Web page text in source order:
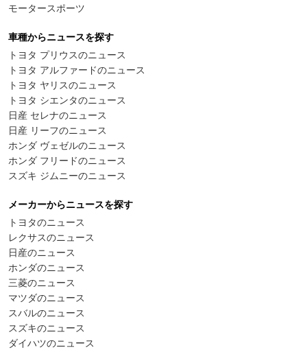
モータースポーツ
車種からニュースを探す
トヨタ プリウスのニュース
トヨタ アルファードのニュース
トヨタ ヤリスのニュース
トヨタ シエンタのニュース
日産 セレナのニュース
日産 リーフのニュース
ホンダ ヴェゼルのニュース
ホンダ フリードのニュース
スズキ ジムニーのニュース
メーカーからニュースを探す
トヨタのニュース
レクサスのニュース
日産のニュース
ホンダのニュース
三菱のニュース
マツダのニュース
スバルのニュース
スズキのニュース
ダイハツのニュース